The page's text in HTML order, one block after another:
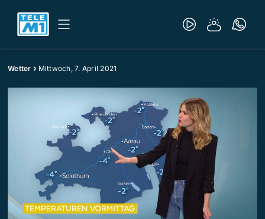
Wetter Mittwoch, 7. April 2021